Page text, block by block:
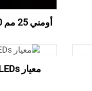
أومني 25 مم 360 درجة أضواء نيون
معيار W120 2835 120LEDs